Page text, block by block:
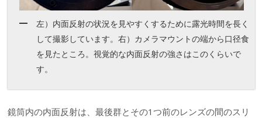
左）内面反射の状況を見やすくするために露光時間を長く
して撮影しています。右）カメラマウントの端から口径食
を見たところ。視覚的な内面反射の強さはこのくらいで
す。
鏡筒内の内面反射は、最後群とその1つ前のレンズの間のスリ